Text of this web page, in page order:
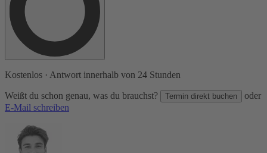
Kostenlos · Antwort innerhalb von 24 Stunden
Weißt du schon genau, was du brauchst? Termin direkt buchen
oder
E-Mail schreiben